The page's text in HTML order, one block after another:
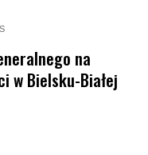
na
w Bielsku-Białej